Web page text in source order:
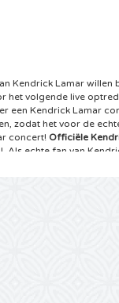
Kendrick Lamar willen
het volgende live
een Kendrick Lamar
zodat het voor de
concert! Officiële
Als echte fan van
Kendrick Lamar fans
voor u! Er staan weer